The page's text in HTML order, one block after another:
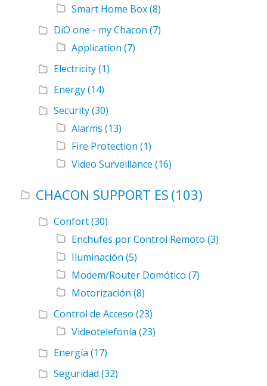
Smart Home Box(8)
DiO one - my Chacon (7)
Application (7)
Electricity(1)
Energy(14)
Security(30)
Alarms (13)
Fire Protection (1)
Video Surveillance (16)
CHACON SUPPORT ES (103)
Confort(30)
Enchufes por Control Remoto (3)
Iluminación (5)
Modem/Router Domótico (7)
Motorización (8)
Control de Acceso (23)
Videotelefonía (23)
Energía (17)
Seguridad (32)